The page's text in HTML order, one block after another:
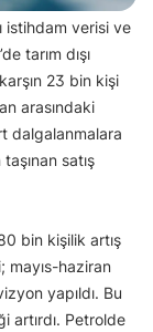
istihdam verisi ve
tarım dışı
23 bin kişi
arasındaki
dalgalanmalara
satış
bin kişilik artış
mayıs-haziran
yapıldı. Bu
artırdı. Petrolde